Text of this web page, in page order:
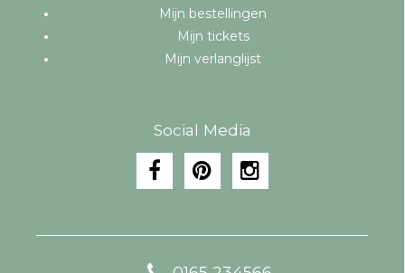
Mijn bestellingen
Mijn tickets
Mijn verlanglijst
Social Media